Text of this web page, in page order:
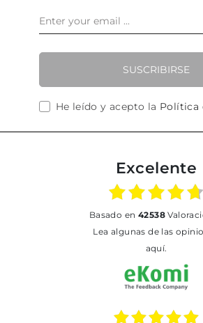
SUSCRIBIRSE
He leído y acepto la Política
Excelente
basado en 42538
Lea algunas de las opiniones
aquí.